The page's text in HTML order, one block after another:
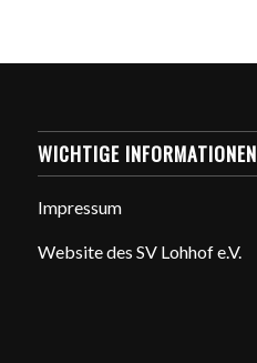
WICHTIGE INFORMATIONEN
Impressum
Website des SV Lohhof e.V.